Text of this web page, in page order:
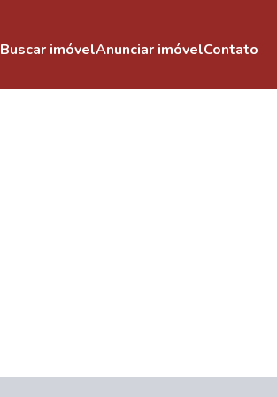
Buscar imóvelAnunciar imóvelContato